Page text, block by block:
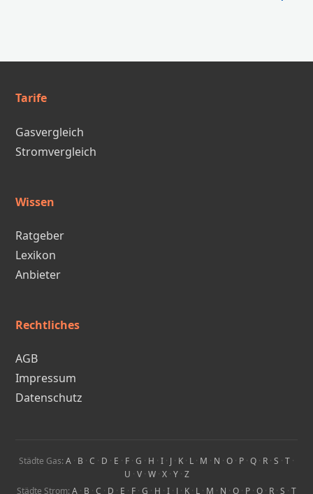
Tarife
Gasvergleich
Stromvergleich
Wissen
Ratgeber
Lexikon
Anbieter
Rechtliches
AGB
Impressum
Datenschutz
Städte Gas: A · B · C · D · E · F · G · H · I · J · K · L · M · N · O · P · Q · R · S · T ·
U · V· W· X· Y· Z
Städte Strom: A · B · C · D · E · F · G · H · I · J · K · L · M · N · O · P · Q · R · S · T